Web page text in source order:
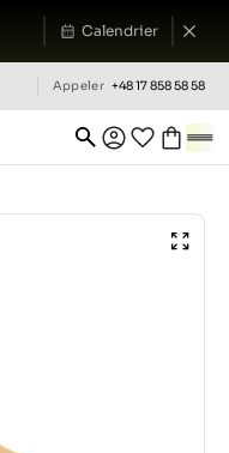
Calendrier
Appeler +48 17 858 58 58